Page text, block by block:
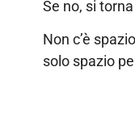
Se no, si
Non c’è
solo spazio